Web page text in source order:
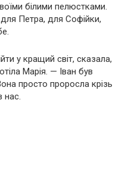
білими пелюстками.
Петра, для Софійки,
у кращий світ, сказала,
Марія. — Іван був
просто проросла крізь
нас.